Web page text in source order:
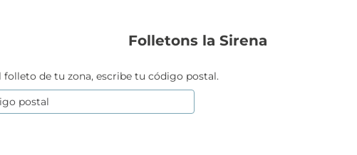
Folletons la Sirena
folleto de tu zona, escribe tu código postal.